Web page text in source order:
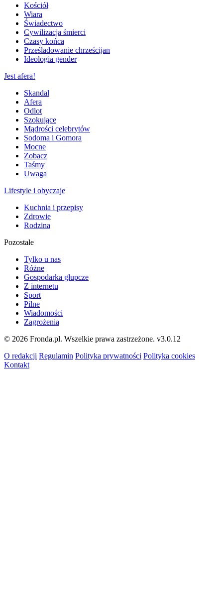
Kościół
Wiara
Świadectwo
Cywilizacja śmierci
Czasy końca
Prześladowanie chrześcijan
Ideologia gender
Jest afera!
Skandal
Afera
Odlot
Szokujące
Mądrości celebrytów
Sodoma i Gomora
Mocne
Zobacz
Taśmy
Uwaga
Lifestyle i obyczaje
Kuchnia i przepisy
Zdrowie
Rodzina
Pozostałe
Tylko u nas
Różne
Gospodarka głupcze
Z internetu
Sport
Pilne
Wiadomości
Zagrożenia
© 2026 Fronda.pl. Wszelkie prawa zastrzeżone. v3.0.12
O redakcji Regulamin Polityka prywatności Polityka cookies
Kontakt